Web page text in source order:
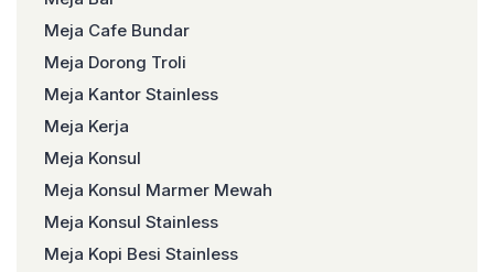
Meja Cafe Bundar
Meja Dorong Troli
Meja Kantor Stainless
Meja Kerja
Meja Konsul
Meja Konsul Marmer Mewah
Meja Konsul Stainless
Meja Kopi Besi Stainless